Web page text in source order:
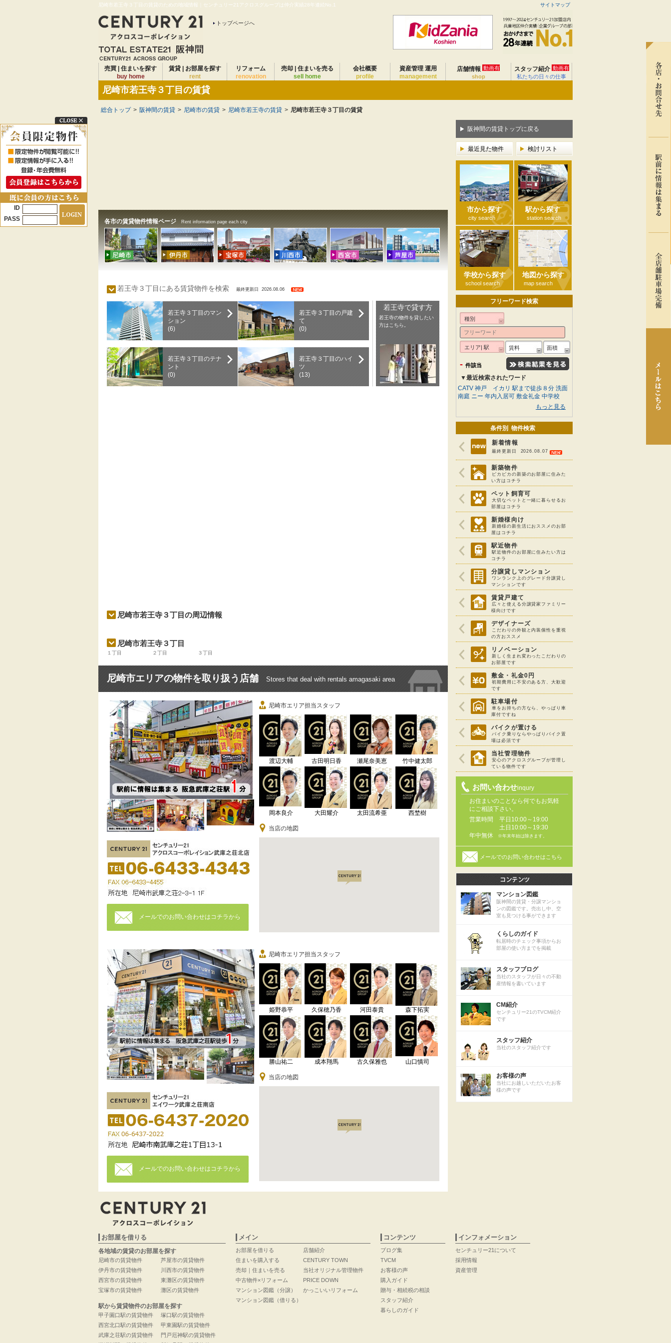
尼崎市若王寺３丁目の賃貸のための地域情報｜センチュリー21アクロスグループは仲介実績28年連続No.1 サイトマップ
トップページへ
売買 | 住まいを探す
buy home
賃貸 | お部屋を探す
rent
リフォーム
renovation
売却 | 住まいを売る
sell home
会社概要
profile
資産管理 運用
management
店舗情報 動画有
shop
スタッフ紹介 動画有
私たちの日々の仕事
尼崎市若王寺３丁目の賃貸
総合トップ > 阪神間の賃貸 > 尼崎市の賃貸 > 尼崎市若王寺の賃貸 > 尼崎市若王寺３丁目の賃貸
各市の賃貸物件情報ページ Rent information page each city
若王寺３丁目にある賃貸物件を検索 最終更新日 2026.08.06
若王寺３丁目のマン
ション
(6)
若王寺３丁目の戸建
て
(0)
若王寺３丁目のテナ
ント
(0)
若王寺３丁目のハイ
ツ
(13)
若王寺で貸す方
若王寺の物件を貸したい
方はこちら。
尼崎市若王寺３丁目の周辺情報
尼崎市若王寺３丁目
１丁目 ２丁目 ３丁目
尼崎市エリアの物件を取り扱う店舗 Stores that deal with rentals amagasaki area
メールでのお問い合わせはコチラから
尼崎市エリア担当スタッフ
渡辺大輔 古田明日香 瀬尾奈美恵 竹中健太郎
岡本良介 大田耀介 太田流希亜 西埜樹
当店の地図
メールでのお問い合わせはコチラから
尼崎市エリア担当スタッフ
姫野恭平 久保穂乃香 河田泰貴 森下拓実
勝山祐二 成本翔馬 古久保雅也 山口慎司
当店の地図
阪神間の賃貸トップに戻る
最近見た物件 検討リスト
市から探す
city search
駅から探す
station search
学校から探す
school search
地図から探す
map search
フリーワード検索
種別
エリア| 駅 賃料 面積
- 件該当
▼最近検索されたワード
CATV 神戸 イカリ 駅まで徒歩８分 洗面
南庭 ニー 年内入居可 敷金礼金 中学校
もっと見る
条件別 物件検索
新着情報
最終更新日 2026.08.07
新築物件
ピカピカの新築のお部屋に住みた
い方はコチラ
ペット飼育可
大切なペットと一緒に暮らせるお
部屋はコチラ
新婚様向け
新婚様の新生活におススメのお部
屋はコチラ
駅近物件
駅近物件のお部屋に住みたい方は
コチラ
分譲貸しマンション
ワンランク上のグレード分譲貸し
マンションです
賃貸戸建て
広々と使える分譲貸家ファミリー
様向けです
デザイナーズ
こだわりの外観と内装個性を重視
の方おススメ
リノベーション
新しく生まれ変わったこだわりの
お部屋です
敷金・礼金0円
初期費用に不安のある方、大歓迎
です
駐車場付
車をお持ちの方なら、やっぱり車
庫付ですね
バイクが置ける
バイク乗りならやっぱりバイク置
場は必須です
当社管理物件
安心のアクロスグループが管理し
ている物件です
お問い合わせinqury
お住まいのことなら何でもお気軽
にご相談下さい。
営業時間
平日10:00～19:00
土日10:00～19:30
年中無休
※年末年始は除きます。
メールでのお問い合わせはこちら
マンション図鑑
阪神間の賃貸・分譲マンショ
ンの図鑑です。売出し中、空
室も見つける事ができます
くらしのガイド
転居時のチェック事項からお
部屋の使い方までを掲載
スタッフブログ
当社のスタッフが日々の不動
産情報を書いています
CM紹介
センチュリー21のTVCM紹介
です
スタッフ紹介
当社のスタッフ紹介です
お客様の声
当社にお越しいただいたお客
様の声です
お部屋を借りる
各地域の賃貸のお部屋を探す
尼崎市の賃貸物件
伊丹市の賃貸物件
西宮市の賃貸物件
宝塚市の賃貸物件
芦屋市の賃貸物件
川西市の賃貸物件
東灘区の賃貸物件
灘区の賃貸物件
駅から賃貸物件のお部屋を探す
甲子園口駅の賃貸物件
西宮北口駅の賃貸物件
武庫之荘駅の賃貸物件
塚口駅の賃貸物件
甲東園駅の賃貸物件
門戸厄神駅の賃貸物件
メイン
お部屋を借りる
住まいを購入する
売却｜住まいを売る
中古物件×リフォーム
マンション図鑑（分譲）
マンション図鑑（借りる）
店舗紹介
CENTURY TOWN
当社オリジナル管理物件
PRICE DOWN
かっこいいリフォーム
コンテンツ
ブログ集
TVCM
お客様の声
購入ガイド
贈与・相続税の相談
スタッフ紹介
暮らしのガイド
インフォメーション
センチュリー21について
採用情報
資産管理
ID
PASS